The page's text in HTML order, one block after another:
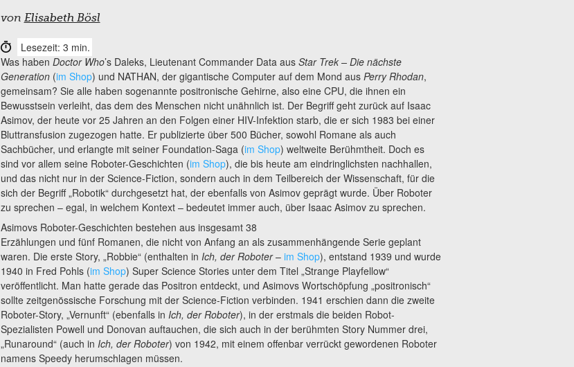
von Elisabeth Bösl
Lesezeit: 3 min.
Was haben Doctor Who’s Daleks, Lieutenant Commander Data aus Star Trek – Die nächste
Generation(im Shop) und NATHAN, der gigantische Computer auf dem Mond aus Perry Rhodan,
gemeinsam? Sie alle haben sogenannte positronische Gehirne, also eine CPU, die ihnen ein
Bewusstsein verleiht, das dem des Menschen nicht unähnlich ist. Der Begriff geht zurück auf Isaac
Asimov, der heute vor 25 Jahren an den Folgen einer HIV-Infektion starb, die er sich 1983 bei einer
Bluttransfusion zugezogen hatte. Er publizierte über 500 Bücher, sowohl Romane als auch
Sachbücher, und erlangte mit seiner Foundation-Saga (im Shop) weltweite Berühmtheit. Doch es
sind vor allem seine Roboter-Geschichten (im Shop), die bis heute am eindringlichsten nachhallen,
und das nicht nur in der Science-Fiction, sondern auch in dem Teilbereich der Wissenschaft, für die
sich der Begriff „Robotik“ durchgesetzt hat, der ebenfalls von Asimov geprägt wurde. Über Roboter
zu sprechen – egal, in welchem Kontext – bedeutet immer auch, über Isaac Asimov zu sprechen.
Asimovs Roboter-Geschichten bestehen aus insgesamt 38
Erzählungen und fünf Romanen, die nicht von Anfang an als zusammenhängende Serie geplant
waren. Die erste Story, „Robbie“ (enthalten in Ich, der Roboter– im Shop), entstand 1939 und wurde
1940 in Fred Pohls (im Shop) Super Science Stories unter dem Titel „Strange Playfellow“
veröffentlicht. Man hatte gerade das Positron entdeckt, und Asimovs Wortschöpfung „positronisch“
sollte zeitgenössische Forschung mit der Science-Fiction verbinden. 1941 erschien dann die zweite
Roboter-Story, „Vernunft“ (ebenfalls in Ich, der Roboter), in der erstmals die beiden Robot-
Spezialisten Powell und Donovan auftauchen, die sich auch in der berühmten Story Nummer drei,
„Runaround“ (auch in Ich, der Roboter) von 1942, mit einem offenbar verrückt gewordenen Roboter
namens Speedy herumschlagen müssen.